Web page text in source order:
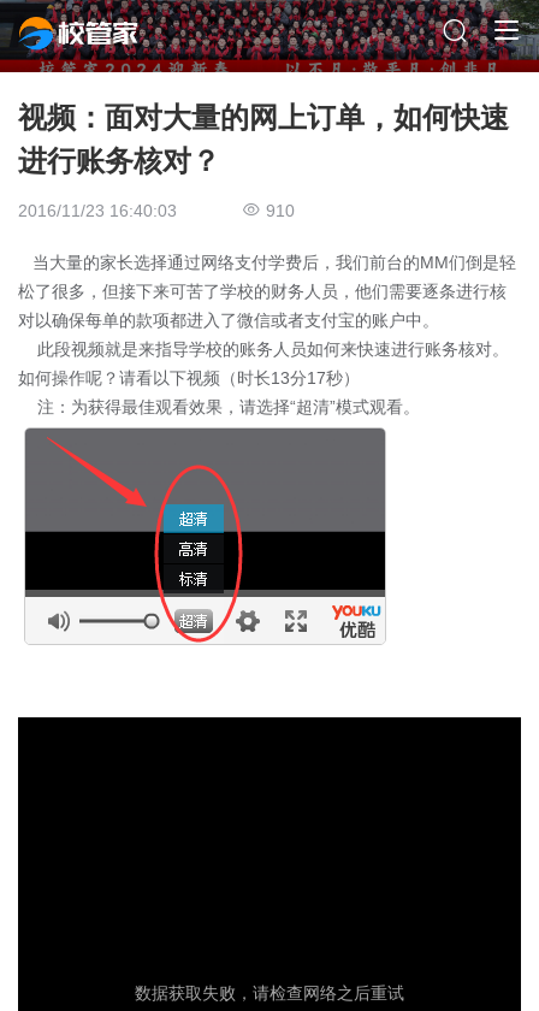
视频：面对大量的网上订单，如何快速
进行账务核对？
2016/11/23 16:40:03 910
当大量的家长选择通过网络支付学费后，我们前台的MM们倒是轻
松了很多，但接下来可苦了学校的财务人员，他们需要逐条进行核
对以确保每单的款项都进入了微信或者支付宝的账户中。
此段视频就是来指导学校的账务人员如何来快速进行账务核对。
如何操作呢？请看以下视频（时长13分17秒）
注：为获得最佳观看效果，请选择“超清”模式观看。
数据获取失败，请检查网络之后重试